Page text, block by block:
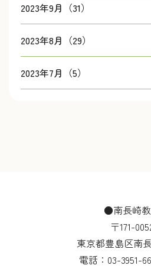
2023年9月（31）
2023年8月（29）
2023年7月（5）
●南長崎
〒171-
東京都豊島区南
電話： 03-3951-